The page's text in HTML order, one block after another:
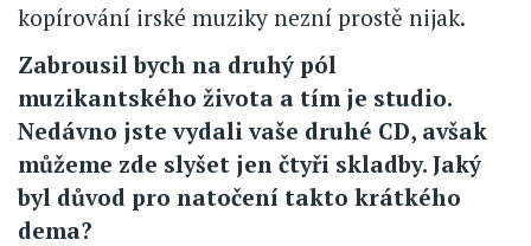
kopírování irské muziky nezní prostě nijak.
Zabrousil bych na druhý pól
muzikantského života a tím je studio.
Nedávno jste vydali vaše druhé CD, avšak
můžeme zde slyšet jen čtyři skladby. Jaký
byl důvod pro natočení takto krátkého
dema?